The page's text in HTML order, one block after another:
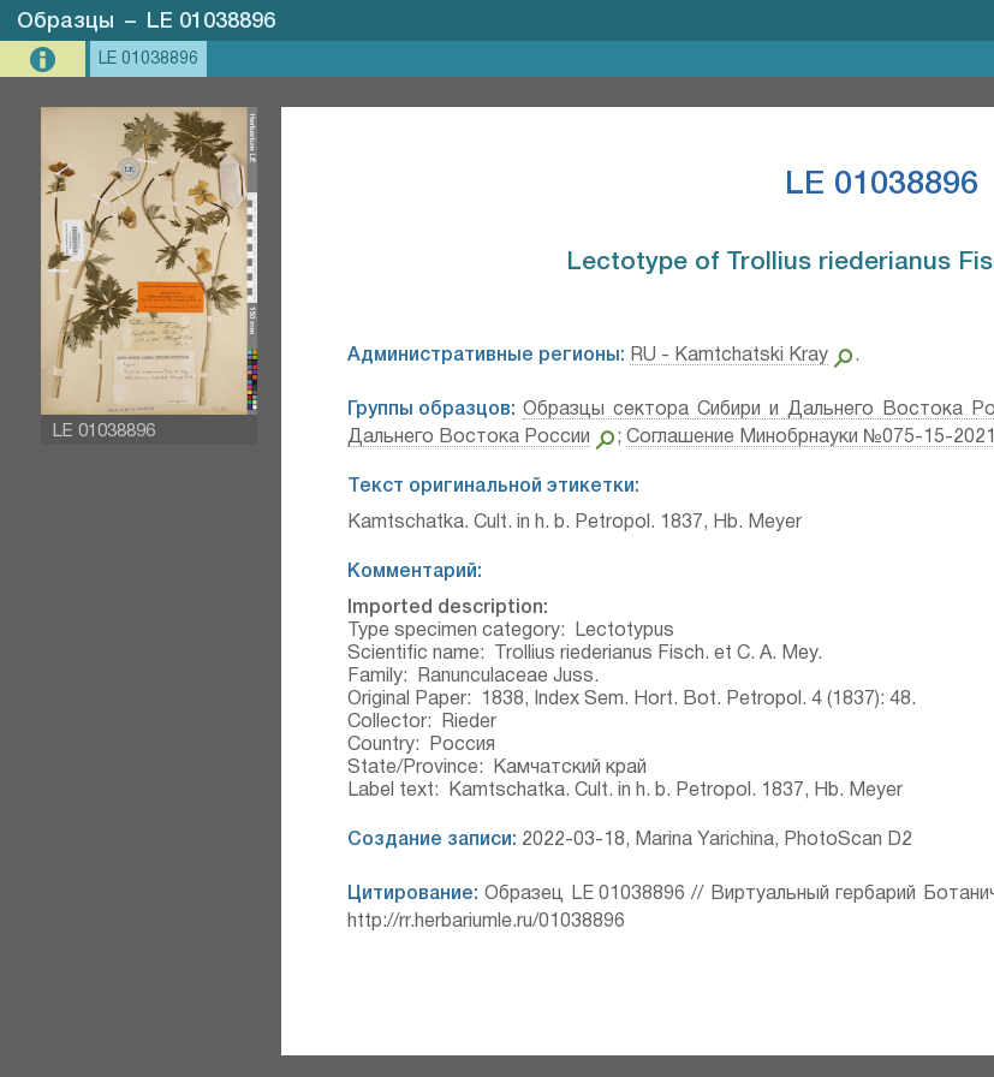
Образцы – LE 01038896
LE 01038896
LE 01038896
LE 01038896
Lectotype of Trollius riederianus
Административные регионы: RU - Kamtchatski Kray .
Группы образцов: Образцы сектора Сибири и Дальнего Востока
Дальнего Востока России
;Соглашение Минобрнауки №075-15-
Текст оригинальной этикетки:
Kamtschatka. Cult. in h. b. Petropol. 1837, Hb. Meyer
Комментарий:
Imported description:
Type specimen category:
Lectotypus
Scientific name:
Trollius riederianus Fisch. et C. A. Mey.
Family:
Ranunculaceae Juss.
Original Paper:
1838, Index Sem. Hort. Bot. Petropol. 4 (1837): 48.
Collector:
Rieder
Country:
Россия
State/Province:
Камчатский край
Label text:
Kamtschatka. Cult. in h. b. Petropol. 1837, Hb. Meyer
Создание записи: 2022-03-18, Marina Yarichina, PhotoScan D2
Цитирование: Образец LE 01038896 // Виртуальный гербарий
http://rr.herbariumle.ru/01038896